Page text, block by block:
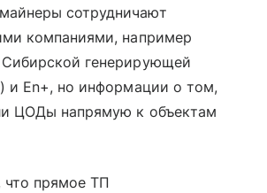
сотрудничают
компаниями, например
генерирующей
и En+, но информации о том,
ЦОДы напрямую к объектам
что прямое ТП